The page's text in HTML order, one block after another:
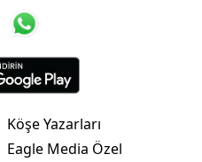
Köşe Yazarları
Eagle Media Özel